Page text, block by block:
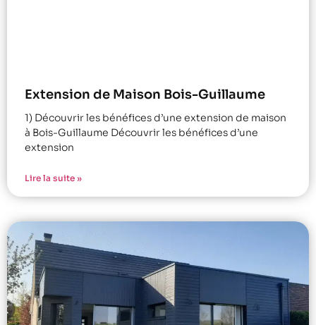
Extension de Maison Bois-Guillaume
1) Découvrir les bénéfices d’une extension de maison
à Bois-Guillaume Découvrir les bénéfices d’une
extension
Lire la suite »